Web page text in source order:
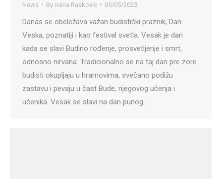
News By Ivana Raskovic 05/05/2023
Danas se obeležava važan budistički praznik, Dan
Veska, poznatiji i kao festival svetla. Vesak je dan
kada se slavi Budino rođenje, prosvetljenje i smrt,
odnosno nirvana. Tradicionalno se na taj dan pre zore
budisti okupljaju u hramovima, svečano podižu
zastavu i pevaju u čast Bude, njegovog učenja i
učenika. Vesak se slavi na dan punog…